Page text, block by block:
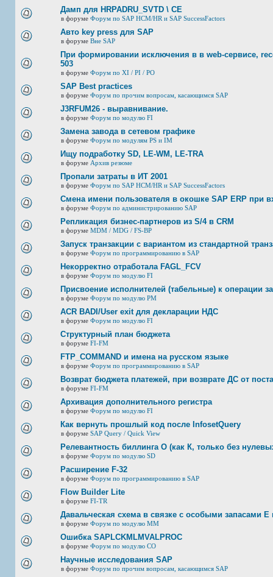
Дамп для HRPADRU_SVTD \ CE
в форуме Форум по SAP HCM/HR и SAP SuccessFactors
Авто key press для SAP
в форуме Вне SAP
При формировании исключения в в web-сервисе,
503
в форуме Форум по XI / PI / РО
SAP Best practices
в форуме Форум по прочим вопросам, касающимся SAP
J3RFUМ26 - выравнивание.
в форуме Форум по модулю FI
Замена завода в сетевом графике
в форуме Форум по модулям PS и IM
Ищу подработку SD, LE-WM, LE-TRA
в форуме Архив резюме
Пропали затраты в ИТ 2001
в форуме Форум по SAP HCM/HR и SAP SuccessFactors
Смена имени пользователя в окошке SAP ERP при
в форуме Форум по администрированию SAP
Репликация бизнес-партнеров из S/4 в CRM
в форуме MDM / MDG / FS-BP
Запуск транзакции с вариантом из стандартной
в форуме Форум по программированию в SAP
Некорректно отработала FAGL_FCV
в форуме Форум по модулю FI
Присвоение исполнителей (табельные) к операции
в форуме Форум по модулю РМ
ACR BADI/User exit для декларации НДС
в форуме Форум по модулю FI
Структурный план бюджета
в форуме FI-FM
FTP_COMMAND и имена на русском языке
в форуме Форум по программированию в SAP
Возврат бюджета платежей, при возврате ДС от
в форуме FI-FM
Архивация дополнительного регистра
в форуме Форум по модулю FI
Как вернуть прошлый код после InfosetQuery
в форуме SAP Query / Quick View
Релевантность биллинга О (как К, только без
в форуме Форум по модулю SD
Расширение F-32
в форуме Форум по программированию в SAP
Flow Builder Lite
в форуме FI-TR
Давальческая схема в связке с особыми запасами E
в форуме Форум по модулю ММ
Ошибка SAPLCKMLMVALPROC
в форуме Форум по модулю СО
Научные исследования SAP
в форуме Форум по прочим вопросам, касающимся SAP